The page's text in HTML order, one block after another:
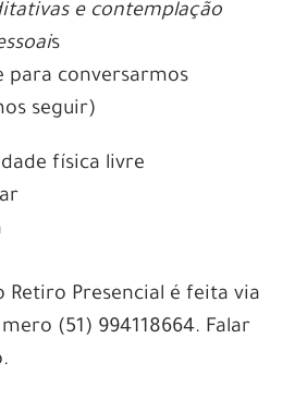
e contemplação
s
para conversarmos
seguir)
física livre
Retiro Presencial é feita via
(51) 994118664. Falar